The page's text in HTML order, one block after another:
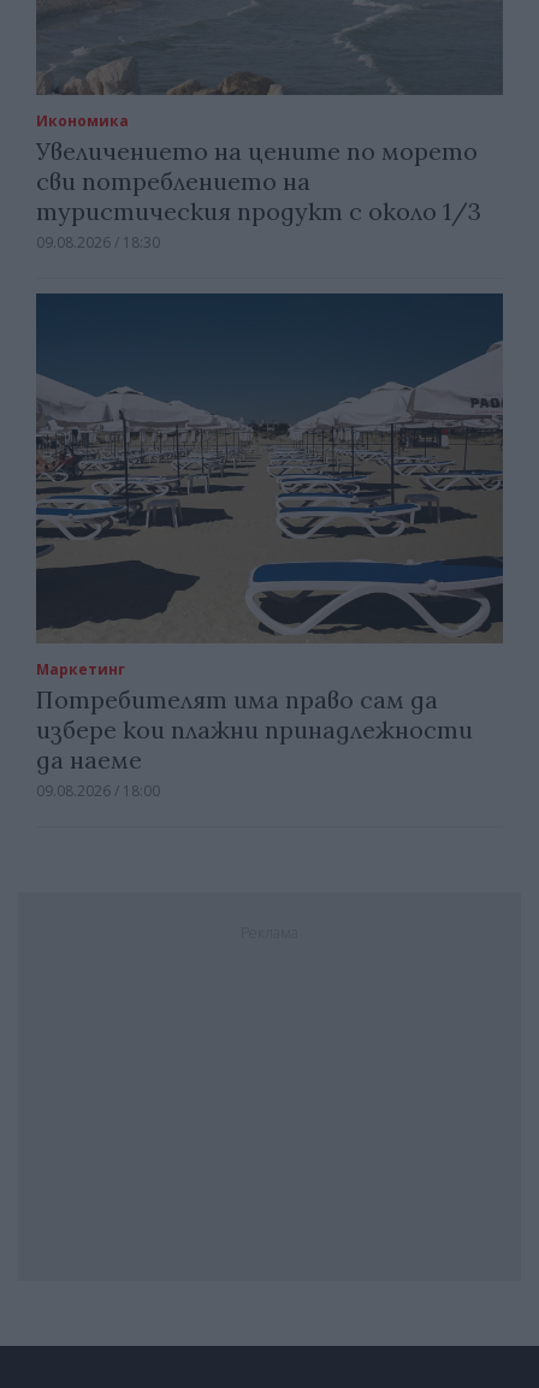
Икономика
Увеличението на цените по морето
сви потреблението на
туристическия продукт с около 1/3
09.08.2026 / 18:30
Маркетинг
Потребителят има право сам да
избере кои плажни принадлежности
да наеме
09.08.2026 / 18:00